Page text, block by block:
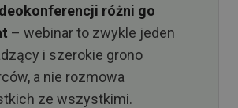
różni go
– webinar to zwykle jeden
i szerokie grono
a nie rozmowa
ze wszystkimi.